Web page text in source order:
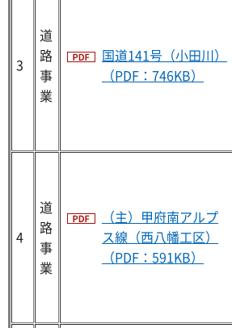
3
道
路
事
業
国道141号（小田川）
（PDF：746KB）
4
道
路
事
業
（主）甲府南アルプ
ス線（西八幡工区）
（PDF：591KB）